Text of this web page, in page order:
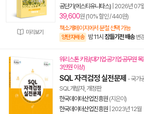
미리보기
공단기(에스티유니타스) 2026년 07
39,600원 (10% 할인 / 440원)
책소개페이지에서 분철 선택 가능
양탄자배송 밤 11시 잠들기전 배송 변경
워리스톤 키링(대기업·공기업·공무원
3만원 이상)
SQL 자격검정 실전문제 - 국가
SQL개발자, 개정판
한국데이터산업진흥원 (지은이)
한국데이터산업진흥원 2023년 12월